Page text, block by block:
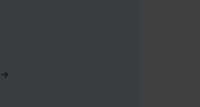
arrow_forward